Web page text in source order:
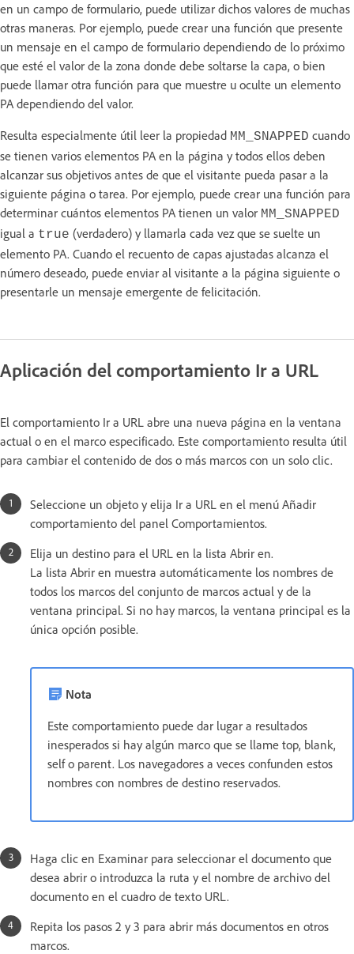
en un campo de formulario, puede utilizar dichos valores de muchas
otras maneras. Por ejemplo, puede crear una función que presente
un mensaje en el campo de formulario dependiendo de lo próximo
que esté el valor de la zona donde debe soltarse la capa, o bien
puede llamar otra función para que muestre u oculte un elemento
PA dependiendo del valor.
Resulta especialmente útil leer la propiedad MM_SNAPPED cuando
se tienen varios elementos PA en la página y todos ellos deben
alcanzar sus objetivos antes de que el visitante pueda pasar a la
siguiente página o tarea. Por ejemplo, puede crear una función para
determinar cuántos elementos PA tienen un valor MM_SNAPPED
igual a true (verdadero) y llamarla cada vez que se suelte un
elemento PA. Cuando el recuento de capas ajustadas alcanza el
número deseado, puede enviar al visitante a la página siguiente o
presentarle un mensaje emergente de felicitación.
Aplicación del comportamiento Ir a URL
El comportamiento Ir a URL abre una nueva página en la ventana
actual o en el marco especificado. Este comportamiento resulta útil
para cambiar el contenido de dos o más marcos con un solo clic.
Seleccione un objeto y elija Ir a URL en el menú Añadir
comportamiento del panel Comportamientos.
Elija un destino para el URL en la lista Abrir en.
La lista Abrir en muestra automáticamente los nombres de
todos los marcos del conjunto de marcos actual y de la
ventana principal. Si no hay marcos, la ventana principal es la
única opción posible.
Nota
Este comportamiento puede dar lugar a resultados
inesperados si hay algún marco que se llame top, blank,
self o parent. Los navegadores a veces confunden estos
nombres con nombres de destino reservados.
Haga clic en Examinar para seleccionar el documento que
desea abrir o introduzca la ruta y el nombre de archivo del
documento en el cuadro de texto URL.
Repita los pasos 2 y 3 para abrir más documentos en otros
marcos.